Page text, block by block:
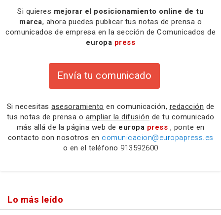
Si quieres mejorar el posicionamiento online de tu
marca, ahora puedes publicar tus notas de prensa o
comunicados de empresa en la sección de Comunicados de
europa press
Envía tu comunicado
Si necesitas asesoramiento en comunicación, redacción de
tus notas de prensa o ampliar la difusión de tu comunicado
más allá de la página web de europa press , ponte en
contacto con nosotros en comunicacion@europapress.es
o en el teléfono 913592600
Lo más leído